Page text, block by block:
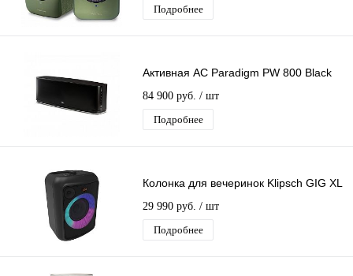
Подробнее
Активная АС Paradigm PW 800 Black
84 900 руб. / шт
Подробнее
Колонка для вечеринок Klipsch GIG XL
29 990 руб. / шт
Подробнее